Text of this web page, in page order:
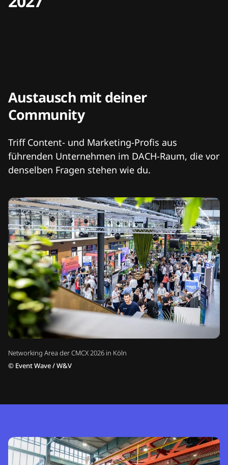
Networking Area der CMCX 2026 in Köln
© Event Wave / W&V
Austausch mit deiner
Community
Triff Content- und Marketing-Profis aus
führenden Unternehmen im DACH-Raum, die vor
denselben Fragen stehen wie du.